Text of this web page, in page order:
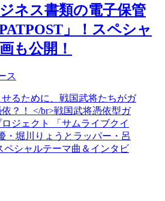
ネス書類の電子保管
」！スペシャ
も公開！
ス